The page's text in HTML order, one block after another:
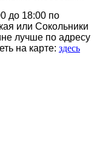
до 18:00 по
или Сокольники
лучше по адресу
на карте: здесь